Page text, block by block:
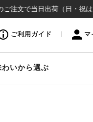
当日出荷（日・祝は12時締
ご利用ガイド マ
わいから選ぶ